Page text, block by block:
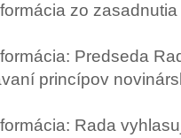
zo
Predseda
princípov
Rada